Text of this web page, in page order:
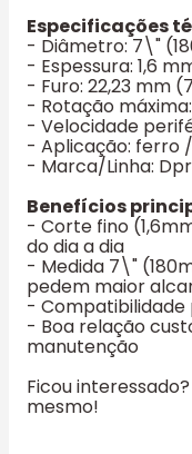
Especificações
- Diâmetro: 7\"
- Espessura: 1,6
- Furo: 22,23 mm
- Rotação
- Velocidade
- Aplicação: ferro
- Marca/Linha:
Benefícios
- Corte fino
do dia a dia
- Medida 7\"
pedem maior
-
- Boa relação
manutenção
Ficou
mesmo!